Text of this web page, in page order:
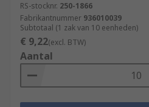
RS-stocknr. 250-1866
Fabrikantnummer 936010039
Subtotaal (1 zak van 10 eenheden)
€ 9,22(excl. BTW)
Aantal